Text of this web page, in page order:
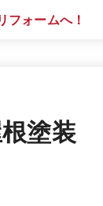
根塗装